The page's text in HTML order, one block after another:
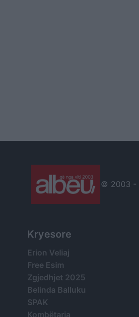
© 2003 -
Kryesore
Erion Veliaj
Free Esim
Zgjedhjet 2025
Belinda Balluku
SPAK
Kombëtarja